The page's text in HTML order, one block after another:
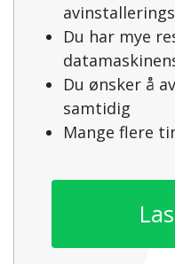
Du har mye
Du ønsker å
samtidig
Mange flere